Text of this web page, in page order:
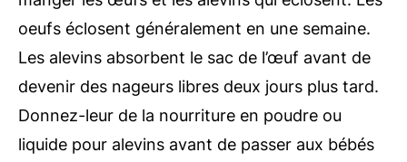
oeufs éclosent généralement en une semaine.
Les alevins absorbent le sac de l’œuf avant de
devenir des nageurs libres deux jours plus tard.
Donnez-leur de la nourriture en poudre ou
liquide pour alevins avant de passer aux bébés